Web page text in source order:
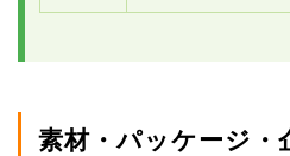
素材・パッケージ・